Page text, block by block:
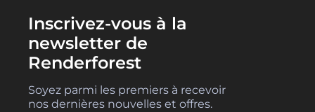
Inscrivez-vous à la
newsletter de
Renderforest
Soyez parmi les premiers à recevoir
nos dernières nouvelles et offres.